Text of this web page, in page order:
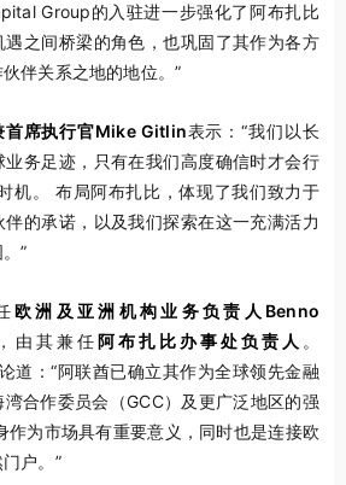
Group的入驻进一步强化了阿布扎比
之间桥梁的角色，也巩固了其作为各方
伴关系之地的地位。”
席执行官Mike Gitlin表示：“我们以长
务足迹，只有在我们高度确信时才会行
机。 布局阿布扎比，体现了我们致力于
的承诺，以及我们探索在这一充满活力
”
欧洲及亚洲机构业务负责人Benno
，由其兼任阿布扎比办事处负责人 。
道：“阿联酋已确立其作为全球领先金融
合作委员会（GCC）及更广泛地区的强
作为市场具有重要意义，同时也是连接欧
户。”